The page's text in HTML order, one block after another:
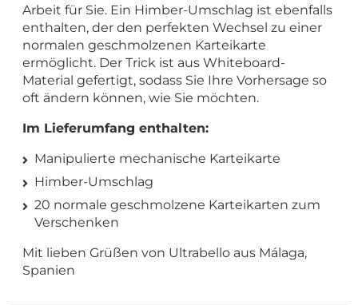
Arbeit für Sie. Ein Himber-Umschlag ist ebenfalls
enthalten, der den perfekten Wechsel zu einer
normalen geschmolzenen Karteikarte
ermöglicht. Der Trick ist aus Whiteboard-
Material gefertigt, sodass Sie Ihre Vorhersage so
oft ändern können, wie Sie möchten.
Im Lieferumfang enthalten:
Manipulierte mechanische Karteikarte
Himber-Umschlag
20 normale geschmolzene Karteikarten zum
Verschenken
Mit lieben Grüßen von Ultrabello aus Málaga,
Spanien